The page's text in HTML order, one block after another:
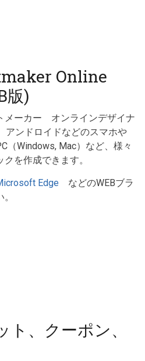
Online
版)
メーカー オンラインデザイナ
アンドロイドなどのスマホや
（Windows, Mac）など、様々
を作成できます。
Edge などのWEBブラ
、クーポン、